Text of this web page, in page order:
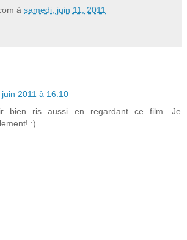
à samedi, juin 11, 2011
juin 2011 à 16:10
bien ris aussi en regardant ce film. Je
:)